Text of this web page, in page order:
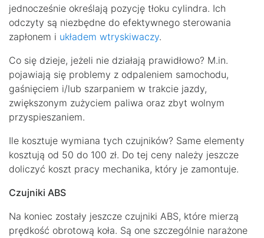
jednocześnie określają pozycję tłoku cylindra. Ich
odczyty są niezbędne do efektywnego sterowania
zapłonem i układem wtryskiwaczy.
Co się dzieje, jeżeli nie działają prawidłowo? M.in.
pojawiają się problemy z odpaleniem samochodu,
gaśnięciem i/lub szarpaniem w trakcie jazdy,
zwiększonym zużyciem paliwa oraz zbyt wolnym
przyspieszaniem.
Ile kosztuje wymiana tych czujników? Same elementy
kosztują od 50 do 100 zł. Do tej ceny należy jeszcze
doliczyć koszt pracy mechanika, który je zamontuje.
Czujniki ABS
Na koniec zostały jeszcze czujniki ABS, które mierzą
prędkość obrotową koła. Są one szczególnie narażone